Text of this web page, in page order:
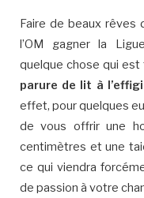
Faire de beaux rêves
l’OM gagner la
quelque chose qui
parure de lit à
effet, pour quelques
de vous offrir une
centimètres et une
ce qui viendra
de passion à votre